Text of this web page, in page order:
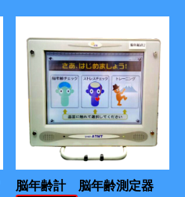
脳年齢計 脳年齢測定器